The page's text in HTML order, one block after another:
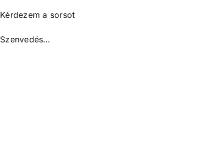
Kérdezem a sorsot
Szenvedés…